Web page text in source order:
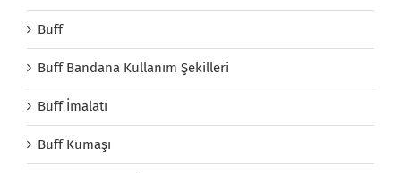
Buff
Buff Bandana Kullanım Şekilleri
Buff İmalatı
Buff Kumaşı